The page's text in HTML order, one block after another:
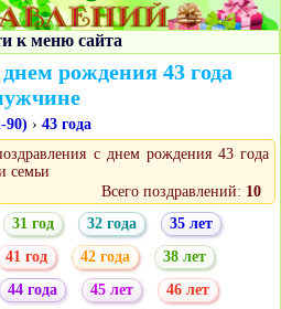
к меню сайта
рождения 43 года
90) › 43 года
с днем рождения 43 года
семьи
Всего поздравлений: 10
31 год 32 года
35 лет
41 год 42 года
38 лет
44 года 45 лет
46 лет